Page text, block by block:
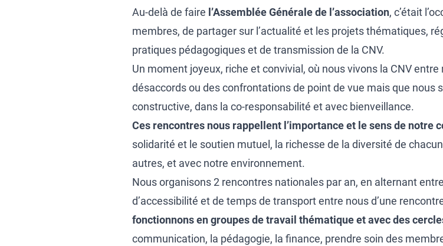
Au-delà de faire l’Assemblée Générale de l’association, c’était
membres, de partager sur l’actualité et les projets thématiques,
pratiques pédagogiques et de transmission de la CNV.
Un moment joyeux, riche et convivial, où nous vivons la CNV entre
désaccords ou des confrontations de point de vue mais que nous
constructive, dans la co-responsabilité et avec bienveillance.
Ces rencontres nous rappellent l’importance et le sens de notre
solidarité et le soutien mutuel, la richesse de la diversité de
autres, et avec notre environnement.
Nous organisons 2 rencontres nationales par an, en alternant
d’accessibilité et de temps de transport entre nous d’une
fonctionnons en groupes de travail thématique et avec des
communication, la pédagogie, la finance, prendre soin des